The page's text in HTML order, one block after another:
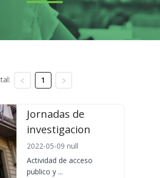
1
Jornadas de
investigacion
2022-05-09 null
Actividad de acceso
publico y ...